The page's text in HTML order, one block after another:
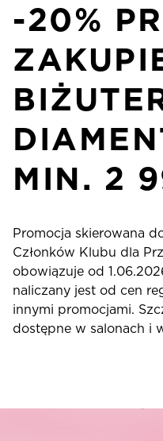
-20%
MIN. 2
Promocja skierowana
Członków Klubu dla
obowiązuje od
naliczany jest od cen
innymi promocjami.
dostępne w salonach i